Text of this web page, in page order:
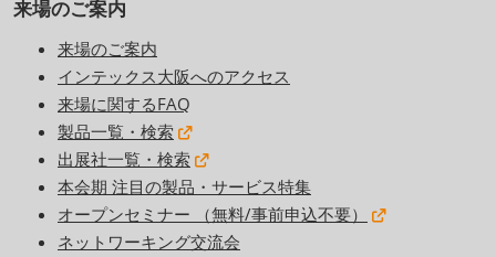
来場のご案内
来場のご案内
インテックス大阪へのアクセス
来場に関するFAQ
製品一覧・検索
出展社一覧・検索
本会期 注目の製品・サービス特集
オープンセミナー （無料/事前申込不要）
ネットワーキング交流会